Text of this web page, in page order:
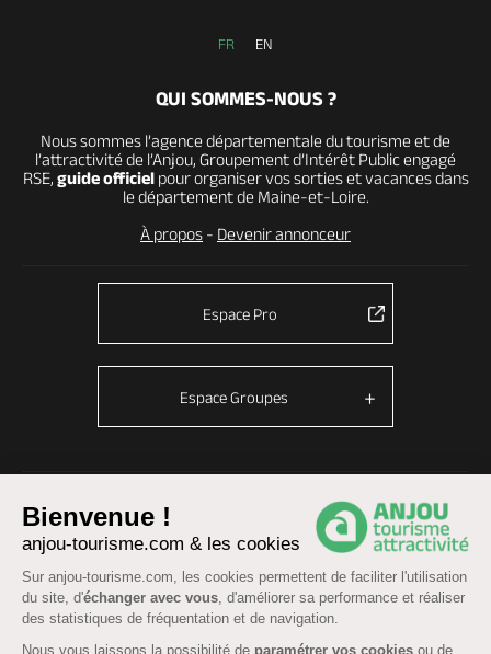
Bienvenue !
anjou-tourisme.com & les cookies
Sur anjou-tourisme.com, les cookies permettent de faciliter l'utilisation
du site, d'échanger avec vous, d'améliorer sa performance et réaliser
des statistiques de fréquentation et de navigation.
Nous vous laissons la possibilité de paramétrer vos cookies ou de
FR EN
QUI SOMMES-NOUS ?
Nous sommes l’agence départementale du tourisme et de
l’attractivité de l’Anjou, Groupement d’Intérêt Public engagé
RSE, guide officielpour organiser vos sorties et vacances dans
le département de Maine-et-Loire.
À propos - Devenir annonceur
Espace Pro
Espace Groupes
Données personnelles -Cookies